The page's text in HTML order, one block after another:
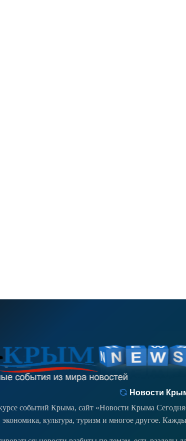
Новости
событий Крыма, сайт «Новости Крыма
культура, туризм и многое другое.